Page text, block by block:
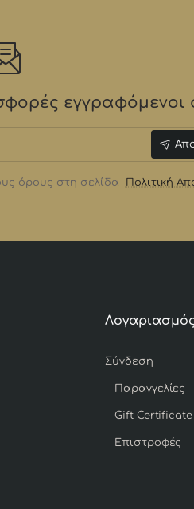
όρους στη σελίδα Πολιτική
Σύνδεση
Παραγγελίες
Gift Certificate
Επιστροφές